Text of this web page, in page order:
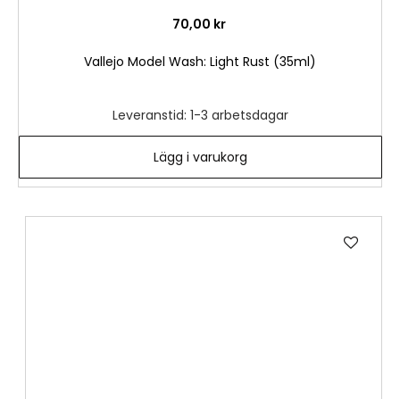
70,00 kr
Vallejo Model Wash: Light Rust (35ml)
Leveranstid: 1-3 arbetsdagar
Lägg i varukorg